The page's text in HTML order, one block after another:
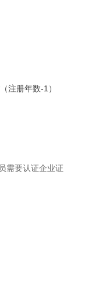
注册年数-1）
需要认证企业证